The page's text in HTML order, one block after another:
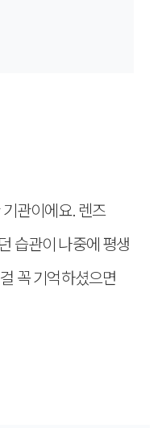
관이에요. 렌즈
습관이 나중에 평생
꼭 기억하셨으면